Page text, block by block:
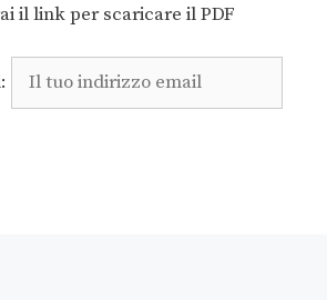
il link per scaricare il PDF